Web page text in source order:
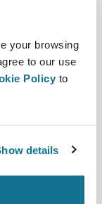
your browsing
to our use
Policy to
details